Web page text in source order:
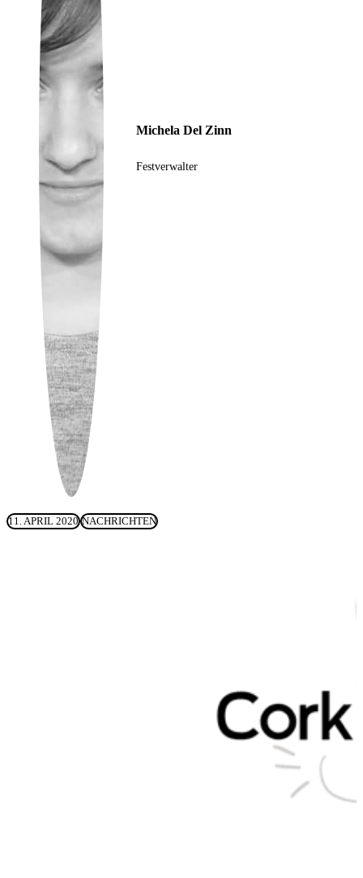
Ukrainian
Michela Del Zinn
Festverwalter
11. APRIL 2020 NACHRICHTEN